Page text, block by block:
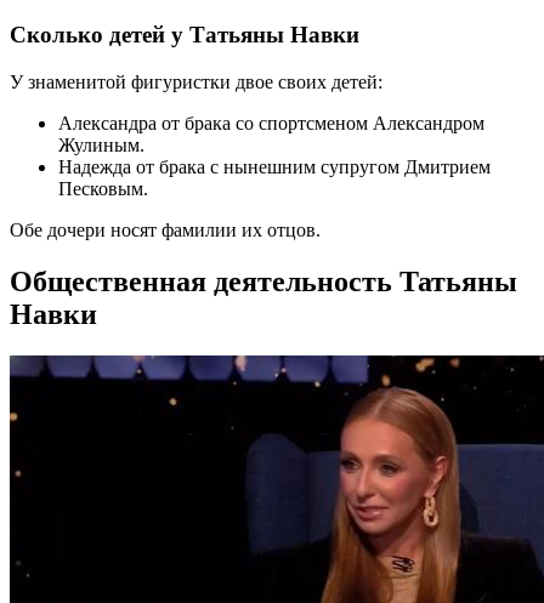
Сколько детей у Татьяны Навки
У знаменитой фигуристки двое своих детей:
Александра от брака со спортсменом Александром
Жулиным.
Надежда от брака с нынешним супругом Дмитрием
Песковым.
Обе дочери носят фамилии их отцов.
Общественная деятельность Татьяны
Навки